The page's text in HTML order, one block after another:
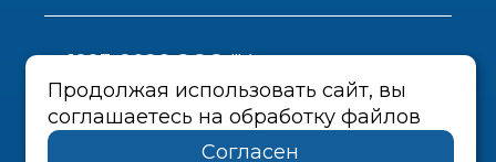
1993-2026 ООО "Урал-инструмент-
Пром"
Политика конфиденциальности
Продолжая использовать сайт, вы
соглашаетесь на обработку файлов
Согласен